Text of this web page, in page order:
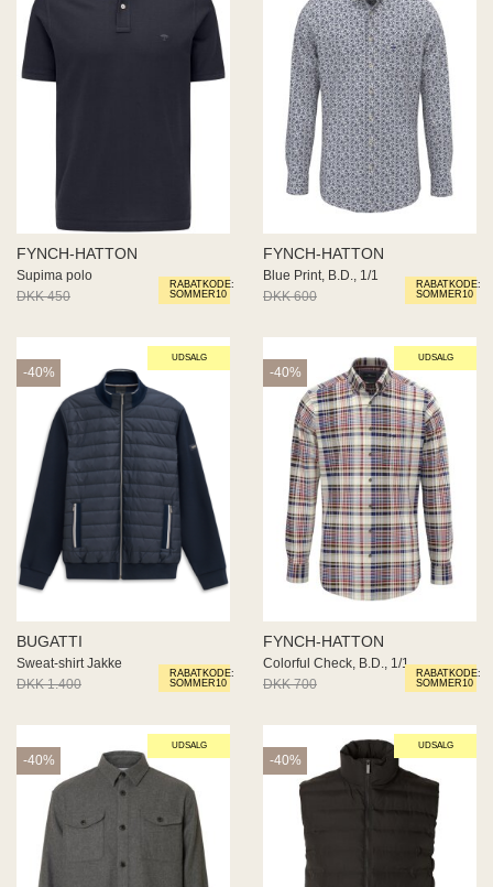
RABATKODE:
SOMMER10
FYNCH-HATTON
Supima polo
DKK 450
DKK 270
RABATKODE:
SOMMER10
FYNCH-HATTON
Blue Print, B.D., 1/1
DKK 600
DKK 360
UDSALG
RABATKODE:
SOMMER10
-40%
BUGATTI
Sweat-shirt Jakke
DKK 1.400
DKK 840
UDSALG
RABATKODE:
SOMMER10
-40%
FYNCH-HATTON
Colorful Check, B.D., 1/1
DKK 700
DKK 420
UDSALG
-40%
UDSALG
-40%